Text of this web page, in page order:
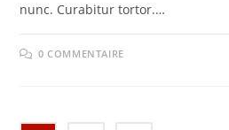
nunc. Curabitur tortor.…
0 COMMENTAIRE